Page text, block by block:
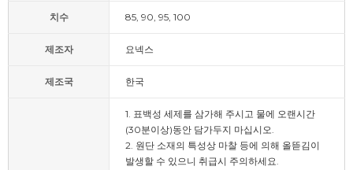
치수 85, 90, 95, 100
제조자 요넥스
제조국 한국
1. 표백성 세제를 삼가해 주시고 물에 오랜시간
(30분이상)동안 담가두지 마십시오.
2. 원단 소재의 특성상 마찰 등에 의해 올뜯김이
발생할 수 있으니 취급시 주의하세요.